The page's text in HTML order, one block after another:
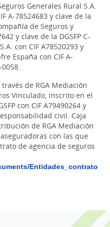
Generales Rural S.A.
A-78524683 y clave de la
de Seguros y
y clave de la DGSFP C-
con CIF A78520293 y
España con CIF A-
de RGA Mediación
Vinculado, inscrito en el
con CIF A79490264 y
civil. Caja
de RGA Mediación
con las que
de agencia de seguros
Entidades_contrato